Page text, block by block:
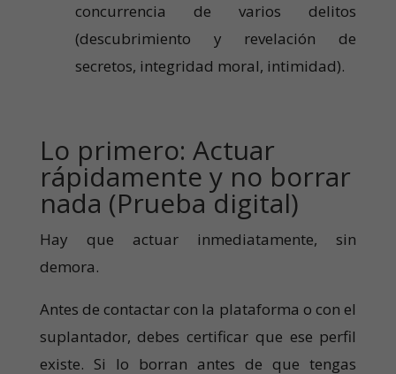
concurrencia de varios delitos
(descubrimiento y revelación de
secretos, integridad moral, intimidad).
Lo primero: Actuar
rápidamente y no borrar
nada (Prueba digital)
Hay que actuar inmediatamente, sin
demora.
Antes de contactar con la plataforma o con el
suplantador, debes certificar que ese perfil
existe. Si lo borran antes de que tengas